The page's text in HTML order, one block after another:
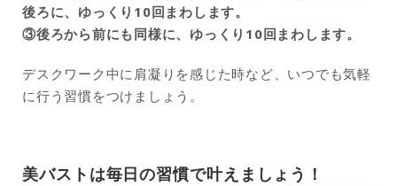
後ろに、ゆっくり10回まわします。
③後ろから前にも同様に、ゆっくり10回まわします。
デスクワーク中に肩凝りを感じた時など、いつでも気軽
に行う習慣をつけましょう。
美バストは毎日の習慣で叶えましょう！